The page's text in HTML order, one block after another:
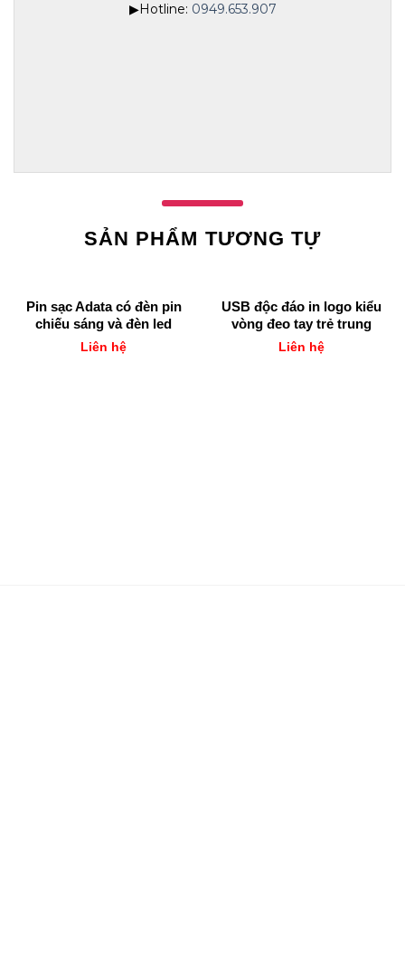
▶Hotline: 0949.653.907
SẢN PHẨM TƯƠNG TỰ
Pin sạc Adata có đèn pin
chiếu sáng và đèn led
Liên hệ
USB độc đáo in logo kiểu
vòng đeo tay trẻ trung
Liên hệ